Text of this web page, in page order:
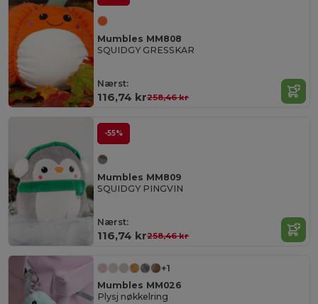
Mumbles MM808
SQUIDGY GRESSKAR
Nærst:
116,74 kr258,46 kr
-55%
Mumbles MM809
SQUIDGY PINGVIN
Nærst:
116,74 kr258,46 kr
+1
Mumbles MM026
Plysj nøkkelring